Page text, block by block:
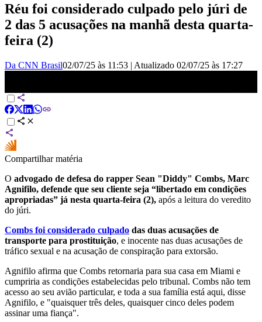
Réu foi considerado culpado pelo júri de
2 das 5 acusações na manhã desta quarta-
feira (2)
Da CNN Brasil02/07/25 às 11:53 | Atualizado 02/07/25 às 17:27
Compartilhar matéria
O advogado de defesa do rapper Sean "Diddy" Combs, Marc
Agnifilo, defende que seu cliente seja “libertado em condições
apropriadas” já nesta quarta-feira (2), após a leitura do veredito
do júri.
Combs foi considerado culpado das duas acusações de
transporte para prostituição, e inocente nas duas acusações de
tráfico sexual e na acusação de conspiração para extorsão.
Agnifilo afirma que Combs retornaria para sua casa em Miami e
cumpriria as condições estabelecidas pelo tribunal. Combs não tem
acesso ao seu avião particular, e toda a sua família está aqui, disse
Agnifilo, e "quaisquer três deles, quaisquer cinco deles podem
assinar uma fiança".